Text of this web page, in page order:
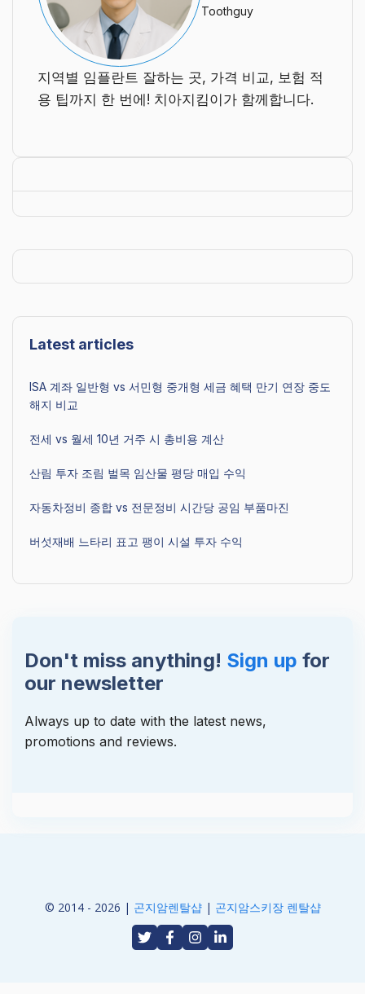
Toothguy
지역별 임플란트 잘하는 곳, 가격 비교, 보험 적
용 팁까지 한 번에! 치아지킴이가 함께합니다.
Latest articles
ISA 계좌 일반형 vs 서민형 중개형 세금 혜택 만기 연장 중도
해지 비교
전세 vs 월세 10년 거주 시 총비용 계산
산림 투자 조림 벌목 임산물 평당 매입 수익
자동차정비 종합 vs 전문정비 시간당 공임 부품마진
버섯재배 느타리 표고 팽이 시설 투자 수익
Don't miss anything! Sign up for
our newsletter
Always up to date with the latest news,
promotions and reviews.
© 2014 - 2026 | 곤지암렌탈샵| 곤지암스키장 렌탈샵